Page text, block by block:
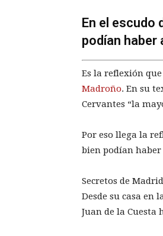
En el escudo
podían haber
Es la reflexión
Madroño. En su
Cervantes “la
Por eso llega la
bien podían
Secretos de
Desde su casa en
Juan de la Cuesta